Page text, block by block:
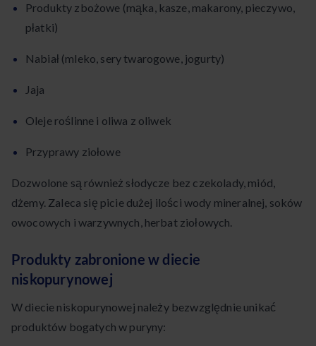
Produkty zbożowe (mąka, kasze, makarony, pieczywo,
płatki)
Nabiał (mleko, sery twarogowe, jogurty)
Jaja
Oleje roślinne i oliwa z oliwek
Przyprawy ziołowe
Dozwolone są również słodycze bez czekolady, miód,
dżemy. Zaleca się picie dużej ilości wody mineralnej, soków
owocowych i warzywnych, herbat ziołowych.
Produkty zabronione w diecie
niskopurynowej
W diecie niskopurynowej należy bezwzględnie unikać
produktów bogatych w puryny: